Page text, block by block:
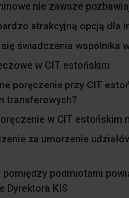
nie zawsze
atrakcyjną opcją dla
świadczenia wspólnika
w CIT estońskim
poręczenie przy CIT
transferowych?
w CIT estońskim
za umorzenie
pomiędzy podmiotami
Dyrektora KIS